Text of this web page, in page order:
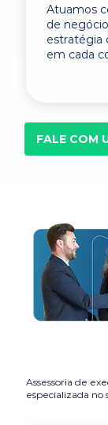
Atuamos
de
estratégia
em cada
FALE COM
Assessoria de
especializada